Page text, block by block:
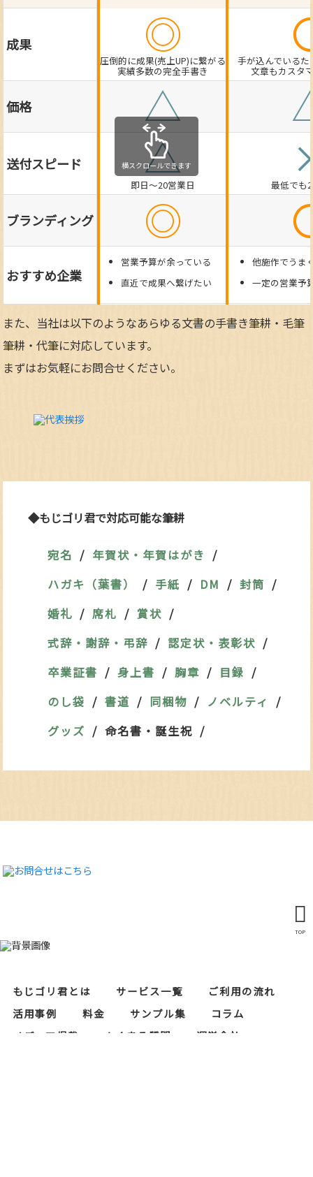
成果 ◎
圧倒的に成果(売上UP)に繋がる
実績多数の完全手書き
手が込んでいる
文章もカスタ
価格 △
送付スピード △
即日～20営業日 最低でも
ブランディング ◎
おすすめ企業
営業予算が余っている
直近で成果へ繋げたい
他施作でうま
一定の営業予
横スクロールできます
また、当社は以下のようなあらゆる文書の手書き筆耕・毛筆
筆耕・代筆に対応しています。
まずはお気軽にお問合せください。
◆もじゴリ君で対応可能な筆耕
宛名
年賀状・年賀はがき
ハガキ（葉書）
手紙 DM
封筒
婚礼
席札
賞状
式辞・謝辞・弔辞
認定状・表彰状
卒業証書
身上書 胸章
目録
のし袋
書道 同梱物
ノベルティ
グッズ
命名書・誕生祝
TOP
もじゴリ君とは サービス一覧
ご利用の流れ
活用事例
料金 サンプル集
コラム
メディア掲載
よくある質問
運営会社